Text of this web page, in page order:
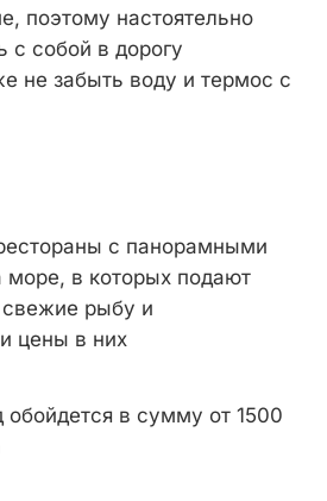
поэтому настоятельно
с собой в дорогу
не забыть воду и термос с
с панорамными
в которых подают
рыбу и
цены в них
в сумму от 1500